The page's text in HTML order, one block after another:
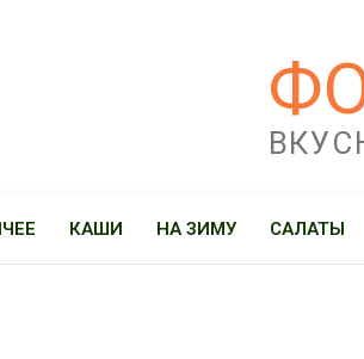
КАШИ НА ЗИМУ САЛАТЫ